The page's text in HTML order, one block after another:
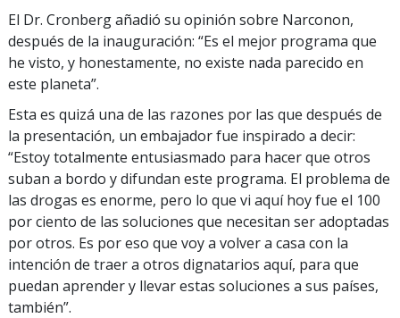
El Dr. Cronberg añadió su opinión sobre Narconon,
después de la inauguración: “Es el mejor programa que
he visto, y honestamente, no existe nada parecido en
este planeta”.
Esta es quizá una de las razones por las que después de
la presentación, un embajador fue inspirado a decir:
“Estoy totalmente entusiasmado para hacer que otros
suban a bordo y difundan este programa. El problema de
las drogas es enorme, pero lo que vi aquí hoy fue el 100
por ciento de las soluciones que necesitan ser adoptadas
por otros. Es por eso que voy a volver a casa con la
intención de traer a otros dignatarios aquí, para que
puedan aprender y llevar estas soluciones a sus países,
también”.